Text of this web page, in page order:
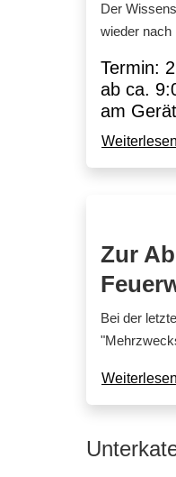
Der
wieder nach
Termin:
ab ca.
am
Zur
Bei der